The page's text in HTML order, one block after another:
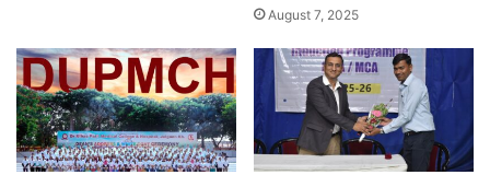
August 7, 2025